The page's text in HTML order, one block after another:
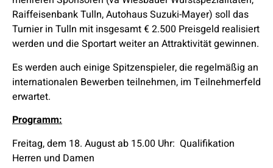
Raiffeisenbank Tulln, Autohaus Suzuki-Mayer) soll das
Turnier in Tulln mit insgesamt € 2.500 Preisgeld realisiert
werden und die Sportart weiter an Attraktivität gewinnen.
Es werden auch einige Spitzenspieler, die regelmäßig an
internationalen Bewerben teilnehmen, im Teilnehmerfeld
erwartet.
Programm:
Freitag, dem 18. August ab 15.00 Uhr: Qualifikation
Herren und Damen